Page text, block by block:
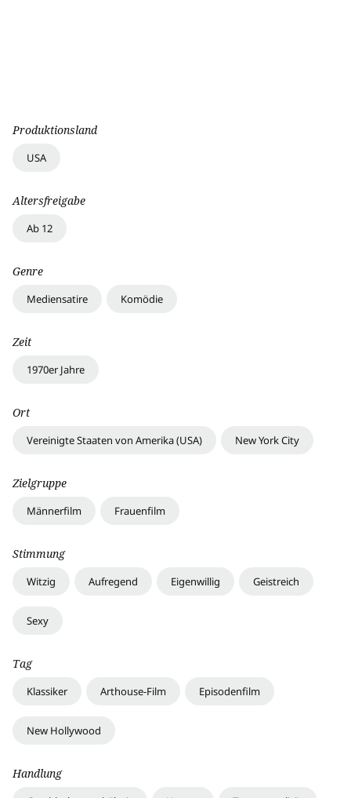
Produktionsland
USA
Altersfreigabe
Ab 12
Genre
Mediensatire Komödie
Zeit
1970er Jahre
Ort
Vereinigte Staaten von Amerika (USA) New York City
Zielgruppe
Männerfilm Frauenfilm
Stimmung
Witzig Aufregend Eigenwillig Geistreich
Sexy
Tag
Klassiker Arthouse-Film Episodenfilm
New Hollywood
Handlung